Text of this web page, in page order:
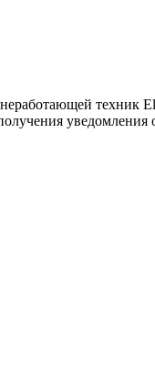
техник
уведомления